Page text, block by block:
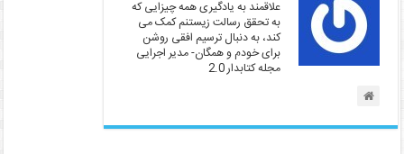
علاقمند به یادگیری همه چیزایی که
به تحقق رسالت زیستنم کمک می
کند، به دنبال ترسیم افقی روشن
برای خودم و همگان- مدیر اجرایی
مجله کتابدار 2.0